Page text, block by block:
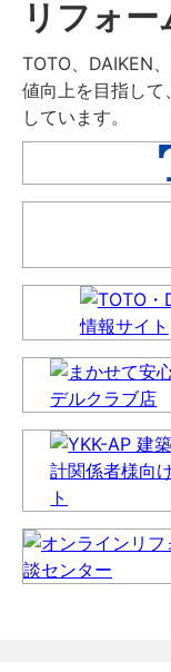
リフォ
TOTO、DAIKEN
値向上を目指し
しています。